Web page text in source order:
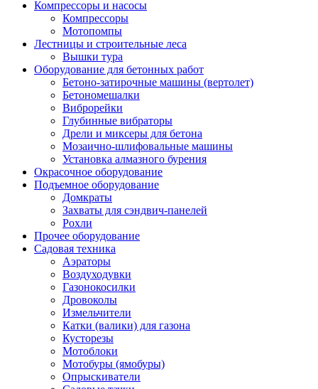
Компрессоры и насосы
Компрессоры
Мотопомпы
Лестницы и строительные леса
Вышки тура
Оборудование для бетонных работ
Бетоно-затирочные машины (вертолет)
Бетономешалки
Виброрейки
Глубинные вибраторы
Дрели и миксеры для бетона
Мозаично-шлифовальные машины
Установка алмазного бурения
Окрасочное оборудование
Подъемное оборудование
Домкраты
Захваты для сэндвич-панелей
Рохли
Прочее оборудование
Садовая техника
Аэраторы
Воздуходувки
Газонокосилки
Дровоколы
Измельчители
Катки (валики) для газона
Кусторезы
Мотоблоки
Мотобуры (ямобуры)
Опрыскиватели